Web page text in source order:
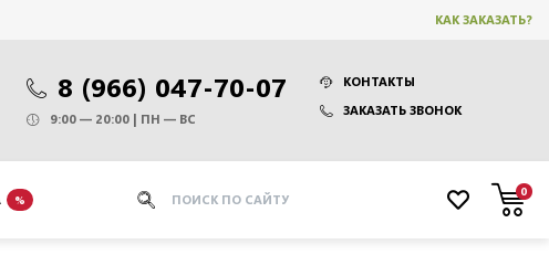
КАК ЗАКАЗАТЬ?
8 (966) 047-70-07
КОНТАКТЫ
ЗАКАЗАТЬ ЗВОНОК
9:00 — 20:00 | ПН — ВС
%
0